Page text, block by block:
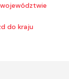
do kraju